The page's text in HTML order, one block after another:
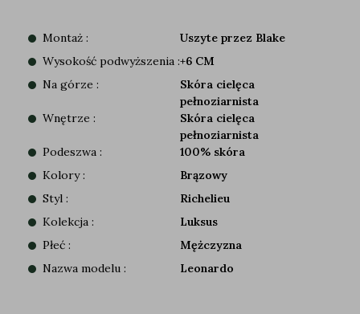
Montaż :
Uszyte przez Blake
Wysokość podwyższenia :+6 CM
Na górze :
Skóra cielęca
pełnoziarnista
Wnętrze :
Skóra cielęca
pełnoziarnista
Podeszwa :
100% skóra
Kolory :
Brązowy
Styl :
Richelieu
Kolekcja :
Luksus
Płeć :
Mężczyzna
Nazwa modelu :
Leonardo